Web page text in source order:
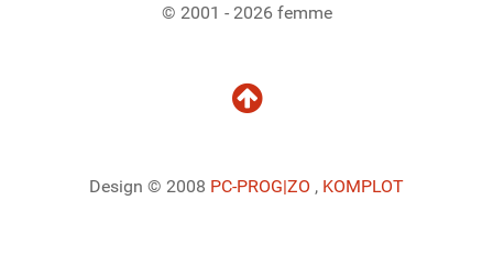
© 2001 - 2026 femme
Design © 2008 PC-PROG|ZO , KOMPLOT